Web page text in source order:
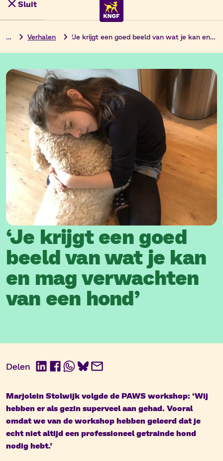
Ga
naar
Menu
Sluit
… Verhalen ‘Je krijgt een goed beeld van wat je kan en mag verwachten van een hond’
‘Je krijgt een goed
beeld van wat je kan
en mag verwachten
van een hond’
Delen
LinkedIn
Facebook
WhatsApp
BlueSky
E-
Marjolein Stolwijk volgde de PAWS workshop: ‘Wij
hebben er als gezin superveel aan gehad. Vooral
omdat we van de workshop hebben geleerd dat je
echt niet altijd een professioneel getrainde hond
nodig hebt.’